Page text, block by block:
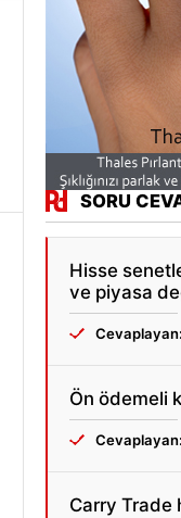
SORU
Hisse
ve piyasa
Cevaplayan:
Ön ödemeli
Cevaplayan:
Carry Trade